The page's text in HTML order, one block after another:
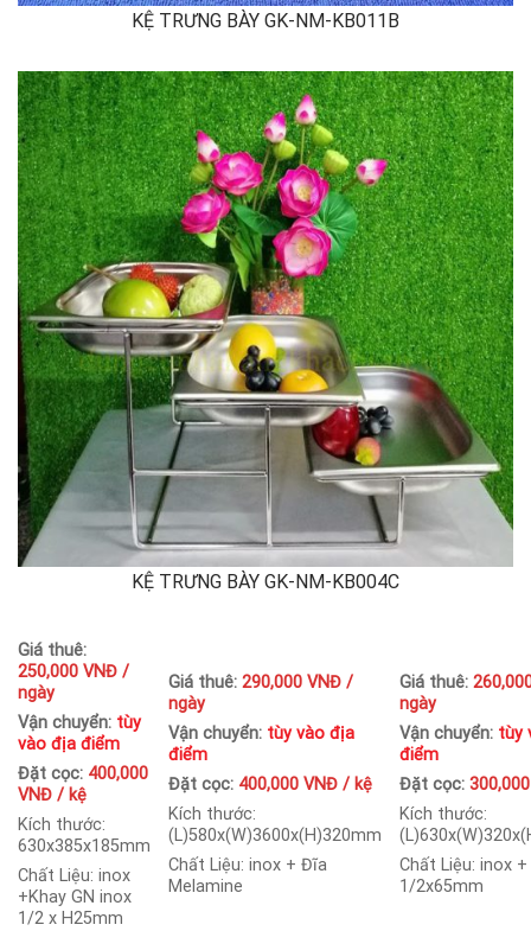
KỆ TRƯNG BÀY GK-NM-KB011B
KỆ TRƯNG BÀY GK-NM-KB004C
Giá thuê:
250,000 VNĐ /
ngày
Vận chuyển: tùy
vào địa điểm
Đặt cọc: 400,000
VNĐ / kệ
Kích thước:
630x385x185mm
Chất Liệu: inox
+Khay GN inox
1/2 x H25mm
Giá thuê:290,000 VNĐ /
ngày
Vận chuyển: tùy vào địa
điểm
Đặt cọc: 400,000 VNĐ / kệ
Kích thước:
(L)580x(W)3600x(H)320mm
Chất Liệu: inox + Đĩa
Melamine
Giá thuê:
ngày
Vận chuyển: tùy
điểm
Đặt cọc:
Kích thước:
Chất Liệu: inox +
1/2x65mm